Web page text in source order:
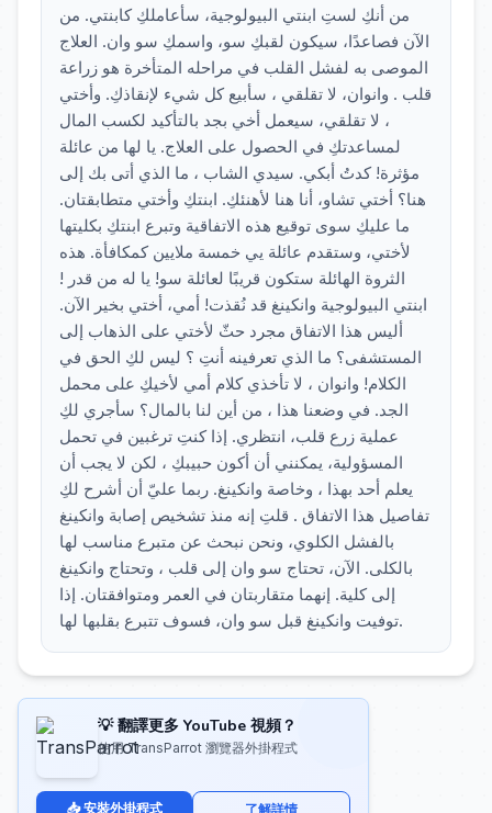
من أنكِ لستِ ابنتي البيولوجية، سأعاملكِ كابنتي. من
الآن فصاعدًا، سيكون لقبكِ سو، واسمكِ سو وان. العلاج
الموصى به لفشل القلب في مراحله المتأخرة هو زراعة
قلب . وانوان، لا تقلقي ، سأبيع كل شيء لإنقاذكِ. وأختي
، لا تقلقي، سيعمل أخي بجد بالتأكيد لكسب المال
لمساعدتكِ في الحصول على العلاج. يا لها من عائلة
مؤثرة! كدتُ أبكي. سيدي الشاب ، ما الذي أتى بك إلى
هنا؟ أختي تشاو، أنا هنا لأهنئكِ. ابنتكِ وأختي متطابقتان.
ما عليكِ سوى توقيع هذه الاتفاقية وتبرع ابنتكِ بكليتها
لأختي، وستقدم عائلة يي خمسة ملايين كمكافأة. هذه
الثروة الهائلة ستكون قريبًا لعائلة سو! يا له من قدر !
ابنتي البيولوجية وانكينغ قد نُقذت! أمي، أختي بخير الآن.
أليس هذا الاتفاق مجرد حثّ لأختي على الذهاب إلى
المستشفى؟ ما الذي تعرفينه أنتِ ؟ ليس لكِ الحق في
الكلام! وانوان ، لا تأخذي كلام أمي لأخيكِ على محمل
الجد. في وضعنا هذا ، من أين لنا بالمال؟ سأجري لكِ
عملية زرع قلب، انتظري. إذا كنتِ ترغبين في تحمل
المسؤولية، يمكنني أن أكون حبيبكِ ، لكن لا يجب أن
يعلم أحد بهذا ، وخاصة وانكينغ. ربما عليّ أن أشرح لكِ
تفاصيل هذا الاتفاق . قلتِ إنه منذ تشخيص إصابة وانكينغ
بالفشل الكلوي، ونحن نبحث عن متبرع مناسب لها
بالكلى. الآن، تحتاج سو وان إلى قلب ، وتحتاج وانكينغ
إلى كلية. إنهما متقاربتان في العمر ومتوافقتان. إذا
توفيت وانكينغ قبل سو وان، فسوف تتبرع بقلبها لها.
💡 翻譯更多 YouTube 視頻？
使用 TransParrot 瀏覽器外掛程式
📥 安裝外掛程式 了解詳情